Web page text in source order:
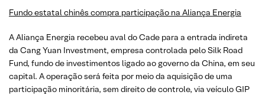
Fundo estatal chinês compra participação na Aliança Energia
A Aliança Energia recebeu aval do Cade para a entrada indireta
da Cang Yuan Investment, empresa controlada pelo Silk Road
Fund, fundo de investimentos ligado ao governo da China, em seu
capital. A operação será feita por meio da aquisição de uma
participação minoritária, sem direito de controle, via veículo GIP